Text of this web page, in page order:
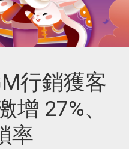
行銷獲客
增 27%、
率